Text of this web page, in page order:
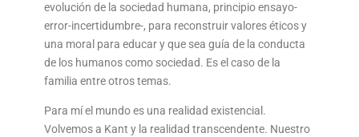
evolución de la sociedad humana, principio ensayo-
error-incertidumbre-, para reconstruir valores éticos y
una moral para educar y que sea guía de la conducta
de los humanos como sociedad. Es el caso de la
familia entre otros temas.
Para mí el mundo es una realidad existencial.
Volvemos a Kant y la realidad transcendente. Nuestro